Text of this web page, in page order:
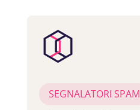
SEGNALATORI SPAM